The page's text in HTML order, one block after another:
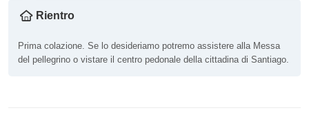
Rientro
Prima colazione. Se lo desideriamo potremo assistere alla Messa
del pellegrino o vistare il centro pedonale della cittadina di Santiago.